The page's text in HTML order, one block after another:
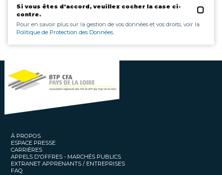
Si vous êtes d’accord, veuillez cocher la case ci-
contre.
Pour en savoir plus sur la gestion de vos données et vos droits, voir la
Politique de Protection des Données.
À PROPOS
ESPACE PRESSE
CARRIÈRES
APPELS D'OFFRES - MARCHÉS PUBLICS
EXTRANET APPRENANTS / ENTREPRISES
FAQ